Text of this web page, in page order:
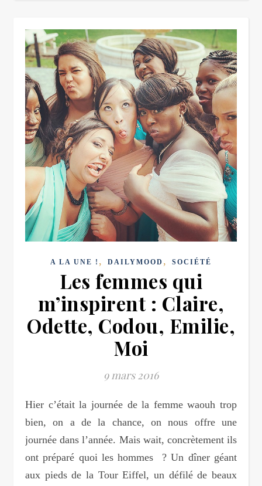
A LA UNE ! , DAILYMOOD , SOCIÉTÉ
Les femmes qui
m’inspirent : Claire,
Odette, Codou, Emilie,
Moi
9 mars 2016
Hier c’était la journée de la femme waouh trop
bien, on a de la chance, on nous offre une
journée dans l’année. Mais wait, concrètement ils
ont préparé quoi les hommes ? Un dîner géant
aux pieds de la Tour Eiffel, un défilé de beaux